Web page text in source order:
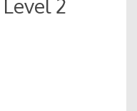
2